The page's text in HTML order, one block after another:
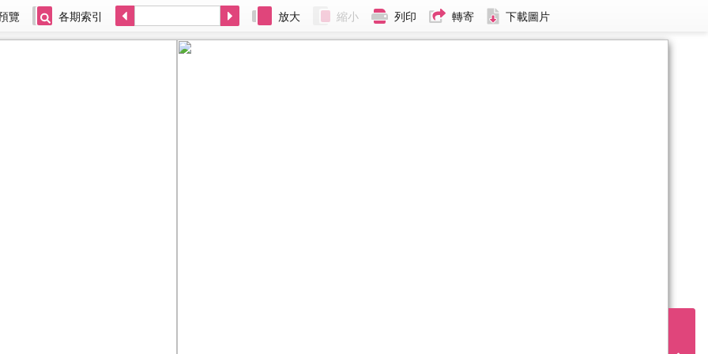
覽 各期索引 放大 縮小 列印 轉寄 下載圖片